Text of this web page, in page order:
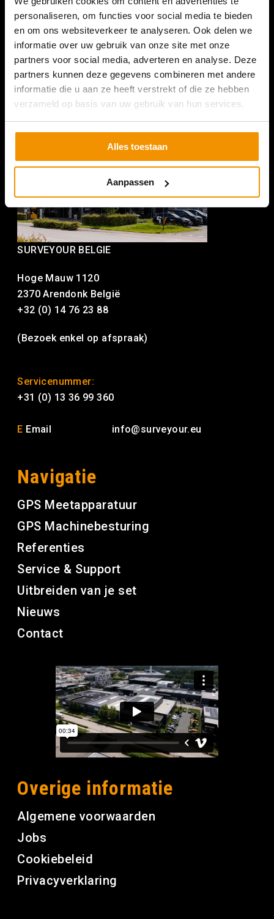
personaliseren, om functies voor social media te bieden
en om ons websiteverkeer te analyseren. Ook delen we
informatie over uw gebruik van onze site met onze
partners voor social media, adverteren en analyse. Deze
partners kunnen deze gegevens combineren met andere
informatie die u aan ze heeft verstrekt of die ze hebben
verzameld op basis van uw gebruik van hun services.
Alles toestaan
Aanpassen
SURVEYOUR NEDERLAND
Romeinenweg 47L
5349 AL Oss
+31 (0) 412 74 80 27
(Bezoek enkel op afspraak)
SURVEYOUR BELGIE
Hoge Mauw 1120
2370 Arendonk België
+32 (0) 14 76 23 88
(Bezoek enkel op afspraak)
Servicenummer:
+31 (0) 13 36 99 360
E Email info@surveyour.eu
Navigatie
GPS Meetapparatuur
GPS Machinebesturing
Referenties
Service & Support
Uitbreiden van je set
Nieuws
Contact
Overige informatie
Algemene voorwaarden
Jobs
Cookiebeleid
Privacyverklaring